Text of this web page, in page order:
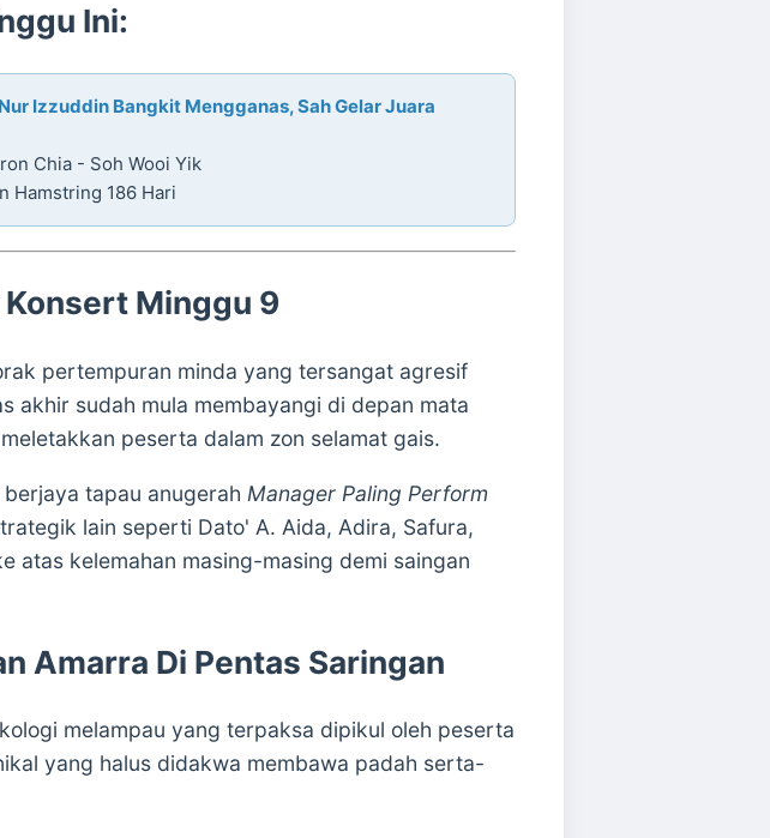
Ini:
Izzuddin Bangkit Mengganas, Sah Gelar Juara
Chia - Soh Wooi Yik
Hamstring 186 Hari
Minggu 9
pertempuran minda yang tersangat agresif
akhir sudah mula membayangi di depan mata
peserta dalam zon selamat gais.
tapau anugerah Manager Paling Perform
lain seperti Dato' A. Aida, Adira, Safura,
atas kelemahan masing-masing demi saingan
Amarra Di Pentas Saringan
melampau yang terpaksa dipikul oleh peserta
yang halus didakwa membawa padah serta-